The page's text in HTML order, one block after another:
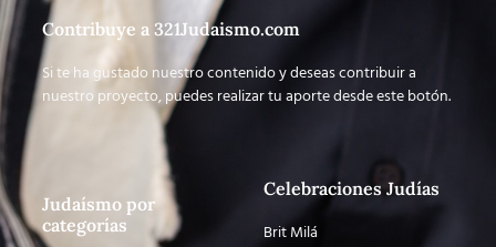
Contribuye a 321Judaismo.com
Si te ha gustado nuestro contenido y deseas contribuir a
nuestro proyecto, puedes realizar tu aporte desde este botón.
Judaísmo por
categorías
Celebraciones Judías
Brit Milá